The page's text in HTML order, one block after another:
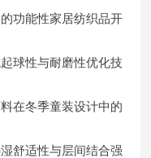
功能性家居纺织品开
球性与耐磨性优化技
在冬季童装设计中的
舒适性与层间结合强